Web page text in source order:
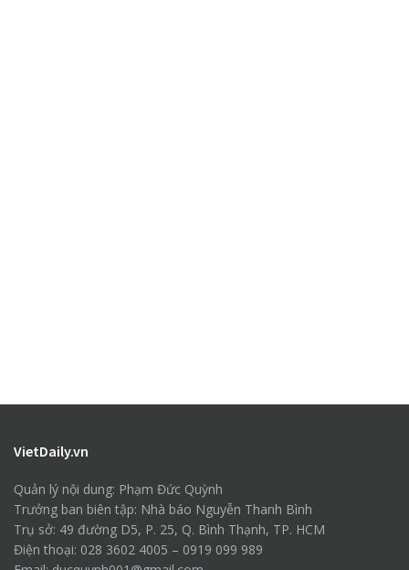
VietDaily.vn
Quản lý nội dung: Phạm Đức Quỳnh
Trưởng ban biên tập: Nhà báo Nguyễn Thanh Bình
Trụ sở: 49 đường D5, P. 25, Q. Bình Thạnh, TP. HCM
Điện thoại: 028 3602 4005 – 0919 099 989